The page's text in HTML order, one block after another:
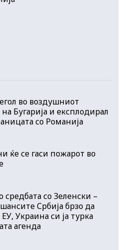
во воздушниот
Бугарија и експлодирал
со Романија
ќе се гаси пожарот во
средбата со Зеленски –
Србија брзо да
ЕУ, Украина си ја турка
агенда